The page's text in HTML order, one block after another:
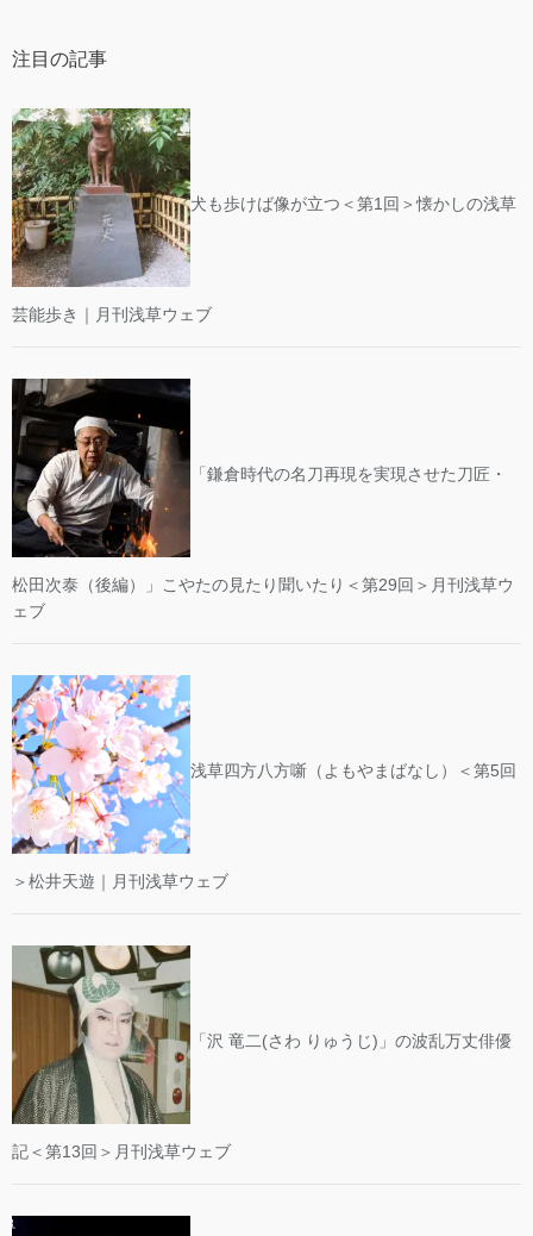
注目の記事
犬も歩けば像が立つ＜第1回＞懐かしの浅草
芸能歩き｜月刊浅草ウェブ
「鎌倉時代の名刀再現を実現させた刀匠・
松田次泰（後編）」こやたの見たり聞いたり＜第29回＞月刊浅草ウ
ェブ
浅草四方八方噺（よもやまばなし）＜第5回
＞松井天遊｜月刊浅草ウェブ
「沢 竜二(さわ りゅうじ)」の波乱万丈俳優
記＜第13回＞月刊浅草ウェブ